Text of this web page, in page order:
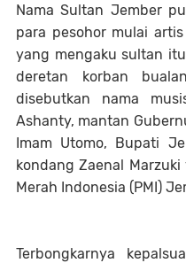
Nama Sultan Jember
para pesohor mulai
yang mengaku sultan
deretan korban
disebutkan nama
Ashanty, mantan
Imam Utomo, Bupati
kondang Zaenal
Merah Indonesia (PMI)
Terbongkarnya